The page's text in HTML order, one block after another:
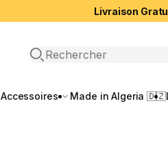
Livraison
Recherche ouverte
Accessoires Made in Algeria 🇩🇿